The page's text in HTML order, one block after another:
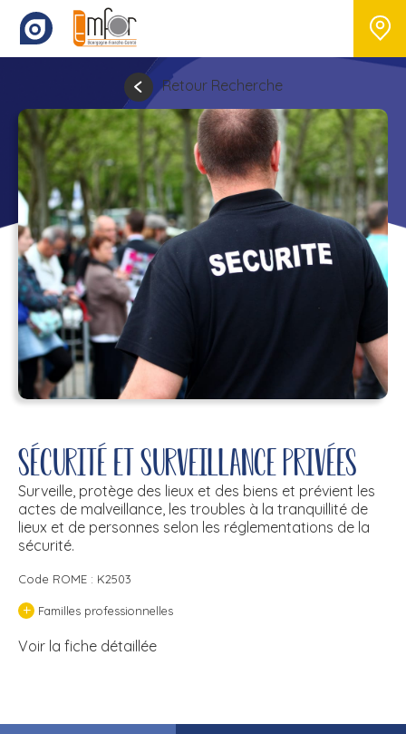
Retour Recherche
Sécurité et surveillance privées
Surveille, protège des lieux et des biens et prévient les
actes de malveillance, les troubles à la tranquillité de
lieux et de personnes selon les réglementations de la
sécurité.
Code ROME : K2503
+ Familles professionnelles
Voir la fiche détaillée